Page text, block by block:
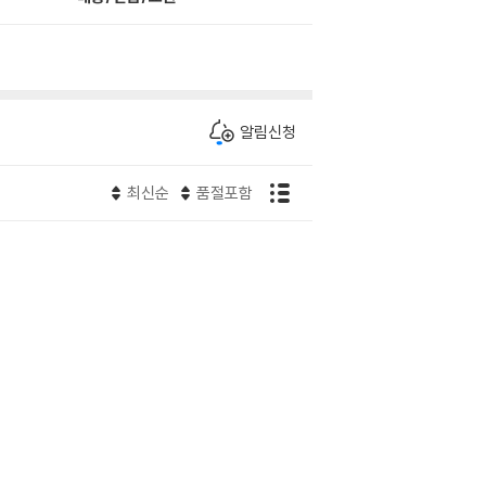
알림신청
최신순 품절포함